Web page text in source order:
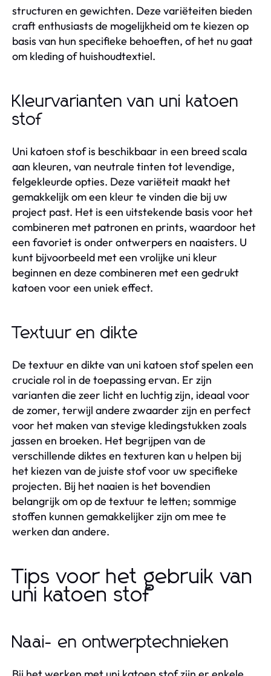
structuren en gewichten. Deze variëteiten bieden
craft enthusiasts de mogelijkheid om te kiezen op
basis van hun specifieke behoeften, of het nu gaat
om kleding of huishoudtextiel.
Kleurvarianten van uni katoen
stof
Uni katoen stof is beschikbaar in een breed scala
aan kleuren, van neutrale tinten tot levendige,
felgekleurde opties. Deze variëteit maakt het
gemakkelijk om een kleur te vinden die bij uw
project past. Het is een uitstekende basis voor het
combineren met patronen en prints, waardoor het
een favoriet is onder ontwerpers en naaisters. U
kunt bijvoorbeeld met een vrolijke uni kleur
beginnen en deze combineren met een gedrukt
katoen voor een uniek effect.
Textuur en dikte
De textuur en dikte van uni katoen stof spelen een
cruciale rol in de toepassing ervan. Er zijn
varianten die zeer licht en luchtig zijn, ideaal voor
de zomer, terwijl andere zwaarder zijn en perfect
voor het maken van stevige kledingstukken zoals
jassen en broeken. Het begrijpen van de
verschillende diktes en texturen kan u helpen bij
het kiezen van de juiste stof voor uw specifieke
projecten. Bij het naaien is het bovendien
belangrijk om op de textuur te letten; sommige
stoffen kunnen gemakkelijker zijn om mee te
werken dan andere.
Tips voor het gebruik van
uni katoen stof
Naai- en ontwerptechnieken